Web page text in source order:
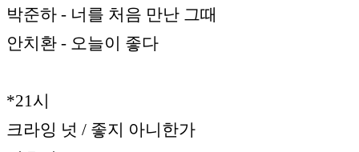
박준하 - 너를 처음 만난 그때
안치환 - 오늘이 좋다
*21시
크라잉 넛 / 좋지 아니한가